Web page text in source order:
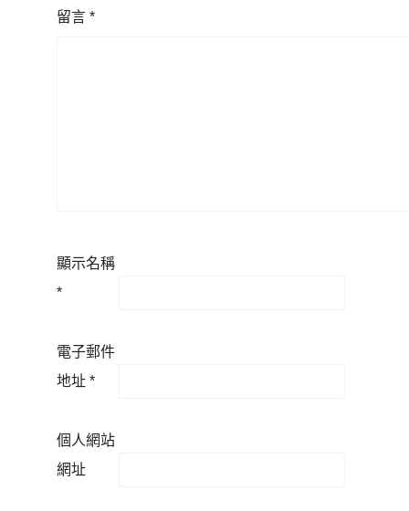
留言 *
顯示名稱
*
電子郵件
地址 *
個人網站
網址